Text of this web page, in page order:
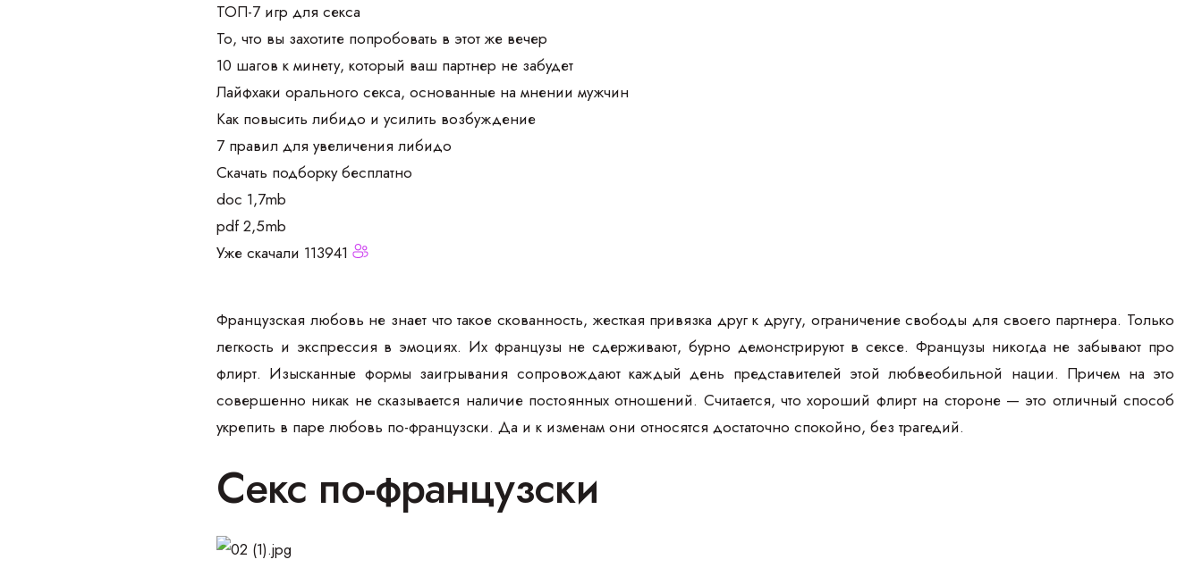
ТОП-7 игр для секса
То, что вы захотите попробовать в этот же вечер
10 шагов к минету, который ваш партнер не забудет
Лайфхаки орального секса, основанные на мнении мужчин
Как повысить либидо и усилить возбуждение
7 правил для увеличения либидо
Скачать подборку бесплатно
doc 1,7mb
pdf 2,5mb
Уже скачали 113941
Французская любовь не знает что такое скованность, жесткая привязка друг к другу, ограничение свободы для своего партнера. Только
легкость и экспрессия в эмоциях. Их французы не сдерживают, бурно демонстрируют в сексе. Французы никогда не забывают про
флирт. Изысканные формы заигрывания сопровождают каждый день представителей этой любвеобильной нации. Причем на это
совершенно никак не сказывается наличие постоянных отношений. Считается, что хороший флирт на стороне — это отличный способ
укрепить в паре любовь по-французски. Да и к изменам они относятся достаточно спокойно, без трагедий.
Секс по-французски